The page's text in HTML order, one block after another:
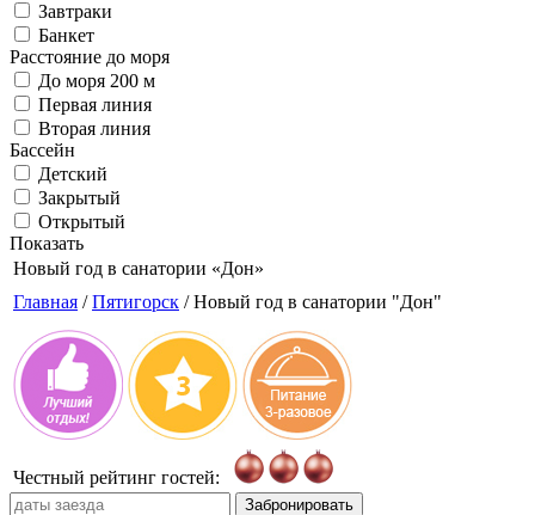
Завтраки
Банкет
Расстояние до моря
До моря 200 м
Первая линия
Вторая линия
Бассейн
Детский
Закрытый
Открытый
Показать
Новый год в санатории «Дон»
Главная /Пятигорск / Новый год в санатории "Дон"
Честный рейтинг гостей:
Забронировать